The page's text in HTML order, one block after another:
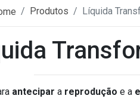
Produtos Líquida
antecipar a reprodução e a